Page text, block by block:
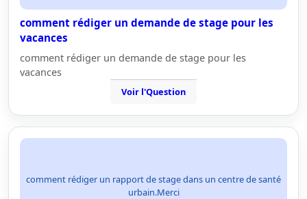
comment rédiger un demande de stage pour les
vacances
comment rédiger un demande de stage pour les
vacances
Voir l'Question
comment rédiger un rapport de stage dans un centre de santé
urbain.Merci